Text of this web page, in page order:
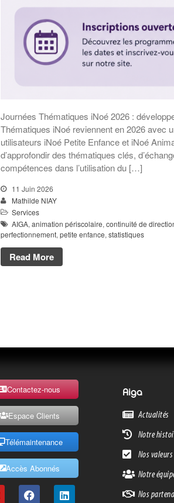
Journées Thématiques iNoé 2026 :
Thématiques iNoé reviennent en 2026 avec
utilisateurs iNoé Petite Enfance et iNoé
d’approfondir des thématiques clés,
compétences dans l’utilisation du […]
11 Juin 2026
Mathilde NIAY
Services
AIGA, animation périscolaire, continuité de
perfectionnement, petite enfance, statistiques
Read More
Contactez-nous
Espace Clients
Télémaintenance
Accès Abonnés
Aiga
Actualités
Notre
Nos valeurs
Notre
Nos